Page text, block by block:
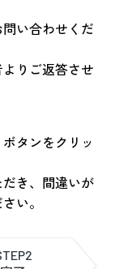
い合わせくだ
りご返答させ
タンをクリッ
き、間違いが
い。